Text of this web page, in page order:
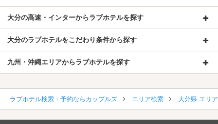
大分の高速・インターからラブホテルを探す
大分のラブホテルをこだわり条件から探す
九州・沖縄エリアからラブホテルを探す
ラブホテル検索・予約ならカップルズ エリア検索 大分県 エリ